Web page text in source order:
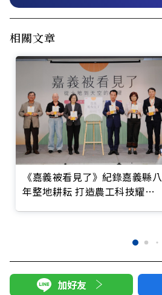
相關文章
《嘉義被看見了》紀錄嘉義縣八
年整地耕耘 打造農工科技耀眼
加好友